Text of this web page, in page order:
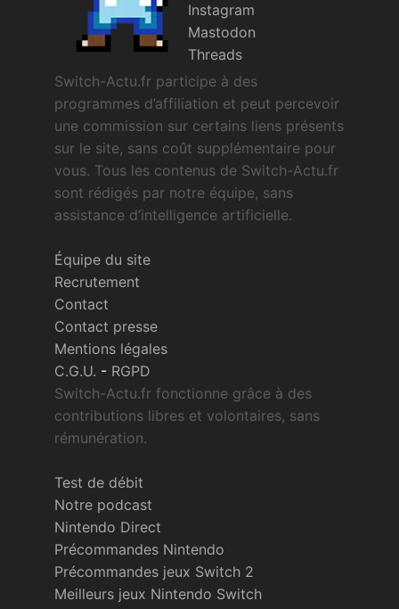
Instagram
Mastodon
Threads
Switch-Actu.fr participe à des
programmes d’affiliation et peut percevoir
une commission sur certains liens présents
sur le site, sans coût supplémentaire pour
vous. Tous les contenus de Switch-Actu.fr
sont rédigés par notre équipe, sans
assistance d’intelligence artificielle.
Équipe du site
Recrutement
Contact
Contact presse
Mentions légales
C.G.U. - RGPD
Switch-Actu.fr fonctionne grâce à des
contributions libres et volontaires, sans
rémunération.
Test de débit
Notre podcast
Nintendo Direct
Précommandes Nintendo
Précommandes jeux Switch 2
Meilleurs jeux Nintendo Switch